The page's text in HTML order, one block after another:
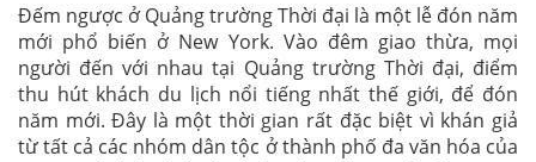
Đếm ngược ở Quảng trường Thời đại là một lễ đón năm
mới phổ biến ở New York. Vào đêm giao thừa, mọi
người đến với nhau tại Quảng trường Thời đại, điểm
thu hút khách du lịch nổi tiếng nhất thế giới, để đón
năm mới. Đây là một thời gian rất đặc biệt vì khán giả
từ tất cả các nhóm dân tộc ở thành phố đa văn hóa của